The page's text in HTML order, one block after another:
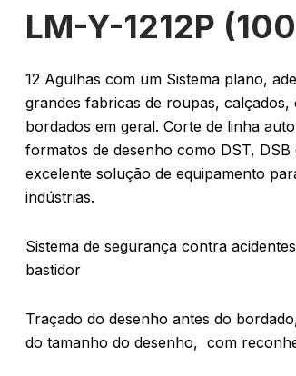
LM-Y-1212P
12 Agulhas com um Sistema plano,
grandes fabricas de roupas, calçados,
bordados em geral. Corte de linha
formatos de desenho como DST,
excelente solução de equipamento
indústrias.
Sistema de segurança contra
bastidor
Traçado do desenho antes do
do tamanho do desenho, com